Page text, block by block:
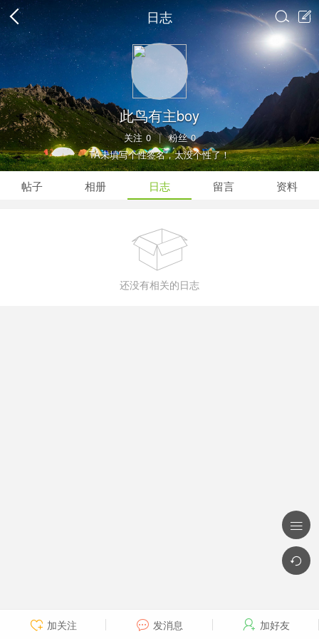
日志 

此鸟有主boy
关注 0 | 粉丝 0
TA未填写个性签名，太没个性了！
帖子 相册 日志 留言 资料
 加关注  发消息  加好友

还没有相关的日志

